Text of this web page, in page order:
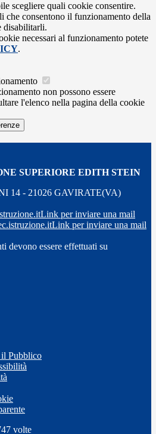
scegliere quali cookie consentire.
che consentono il funzionamento della
disabilitarli.
necessari al funzionamento potete
.
non possono essere
l'elenco nella pagina della cookie
SUPERIORE EDITH STEIN
14 - 21026 GAVIRATE(VA)
Link per inviare una mail
Link per inviare una mail
devono essere effettuati su
Pubblico
volte